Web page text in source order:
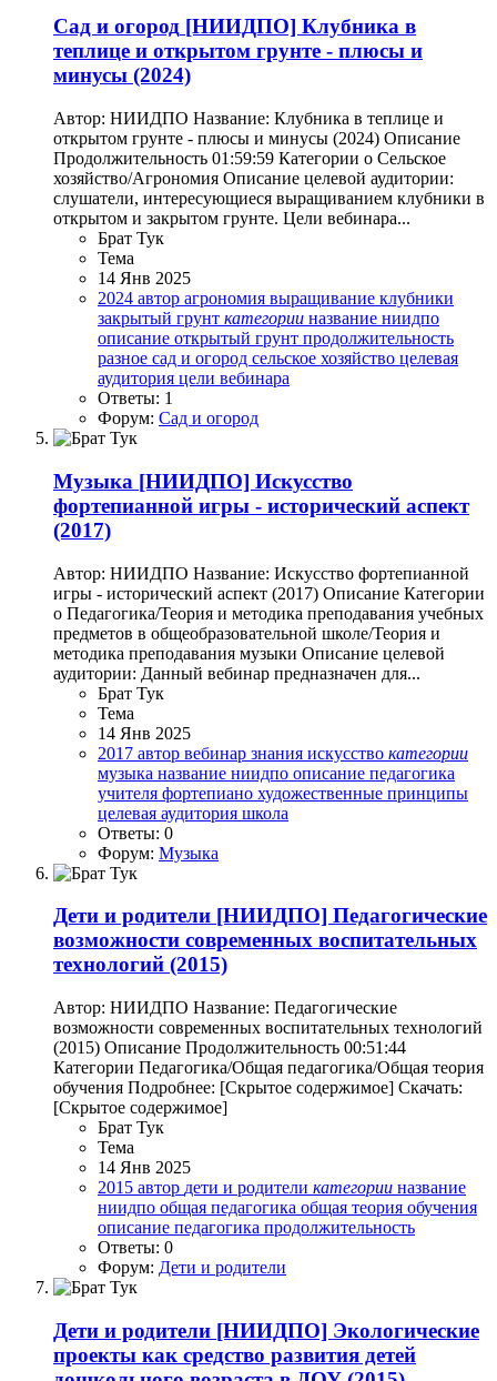
Сад и огород [НИИДПО] Клубника в
теплице и открытом грунте - плюсы и
минусы (2024)
Автор: НИИДПО Название: Клубника в теплице и
открытом грунте - плюсы и минусы (2024) Описание
Продолжительность 01:59:59 Категории o Сельское
хозяйство/Агрономия Описание целевой аудитории:
слушатели, интересующиеся выращиванием клубники в
открытом и закрытом грунте. Цели вебинара...
Брат Тук
Тема
14 Янв 2025
2024 автор агрономия выращивание клубники
закрытый грунт категории название ниидпо
описание открытый грунт продолжительность
разное сад и огород сельское хозяйство целевая
аудитория цели вебинара
Ответы: 1
Форум: Сад и огород
Музыка [НИИДПО] Искусство
фортепианной игры - исторический аспект
(2017)
Автор: НИИДПО Название: Искусство фортепианной
игры - исторический аспект (2017) Описание Категории
o Педагогика/Теория и методика преподавания учебных
предметов в общеобразовательной школе/Теория и
методика преподавания музыки Описание целевой
аудитории: Данный вебинар предназначен для...
Брат Тук
Тема
14 Янв 2025
2017 автор вебинар знания искусство категории
музыка название ниидпо описание педагогика
учителя фортепиано художественные принципы
целевая аудитория школа
Ответы: 0
Форум: Музыка
Дети и родители [НИИДПО] Педагогические
возможности современных воспитательных
технологий (2015)
Автор: НИИДПО Название: Педагогические
возможности современных воспитательных технологий
(2015) Описание Продолжительность 00:51:44
Категории Педагогика/Общая педагогика/Общая теория
обучения Подробнее: [Скрытое содержимое] Скачать:
[Скрытое содержимое]
Брат Тук
Тема
14 Янв 2025
2015 автор дети и родители категории название
ниидпо общая педагогика общая теория обучения
описание педагогика продолжительность
Ответы: 0
Форум: Дети и родители
Дети и родители [НИИДПО] Экологические
проекты как средство развития детей